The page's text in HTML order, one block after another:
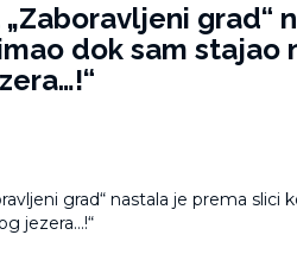
„Zaboravljeni grad“
dok sam stajao